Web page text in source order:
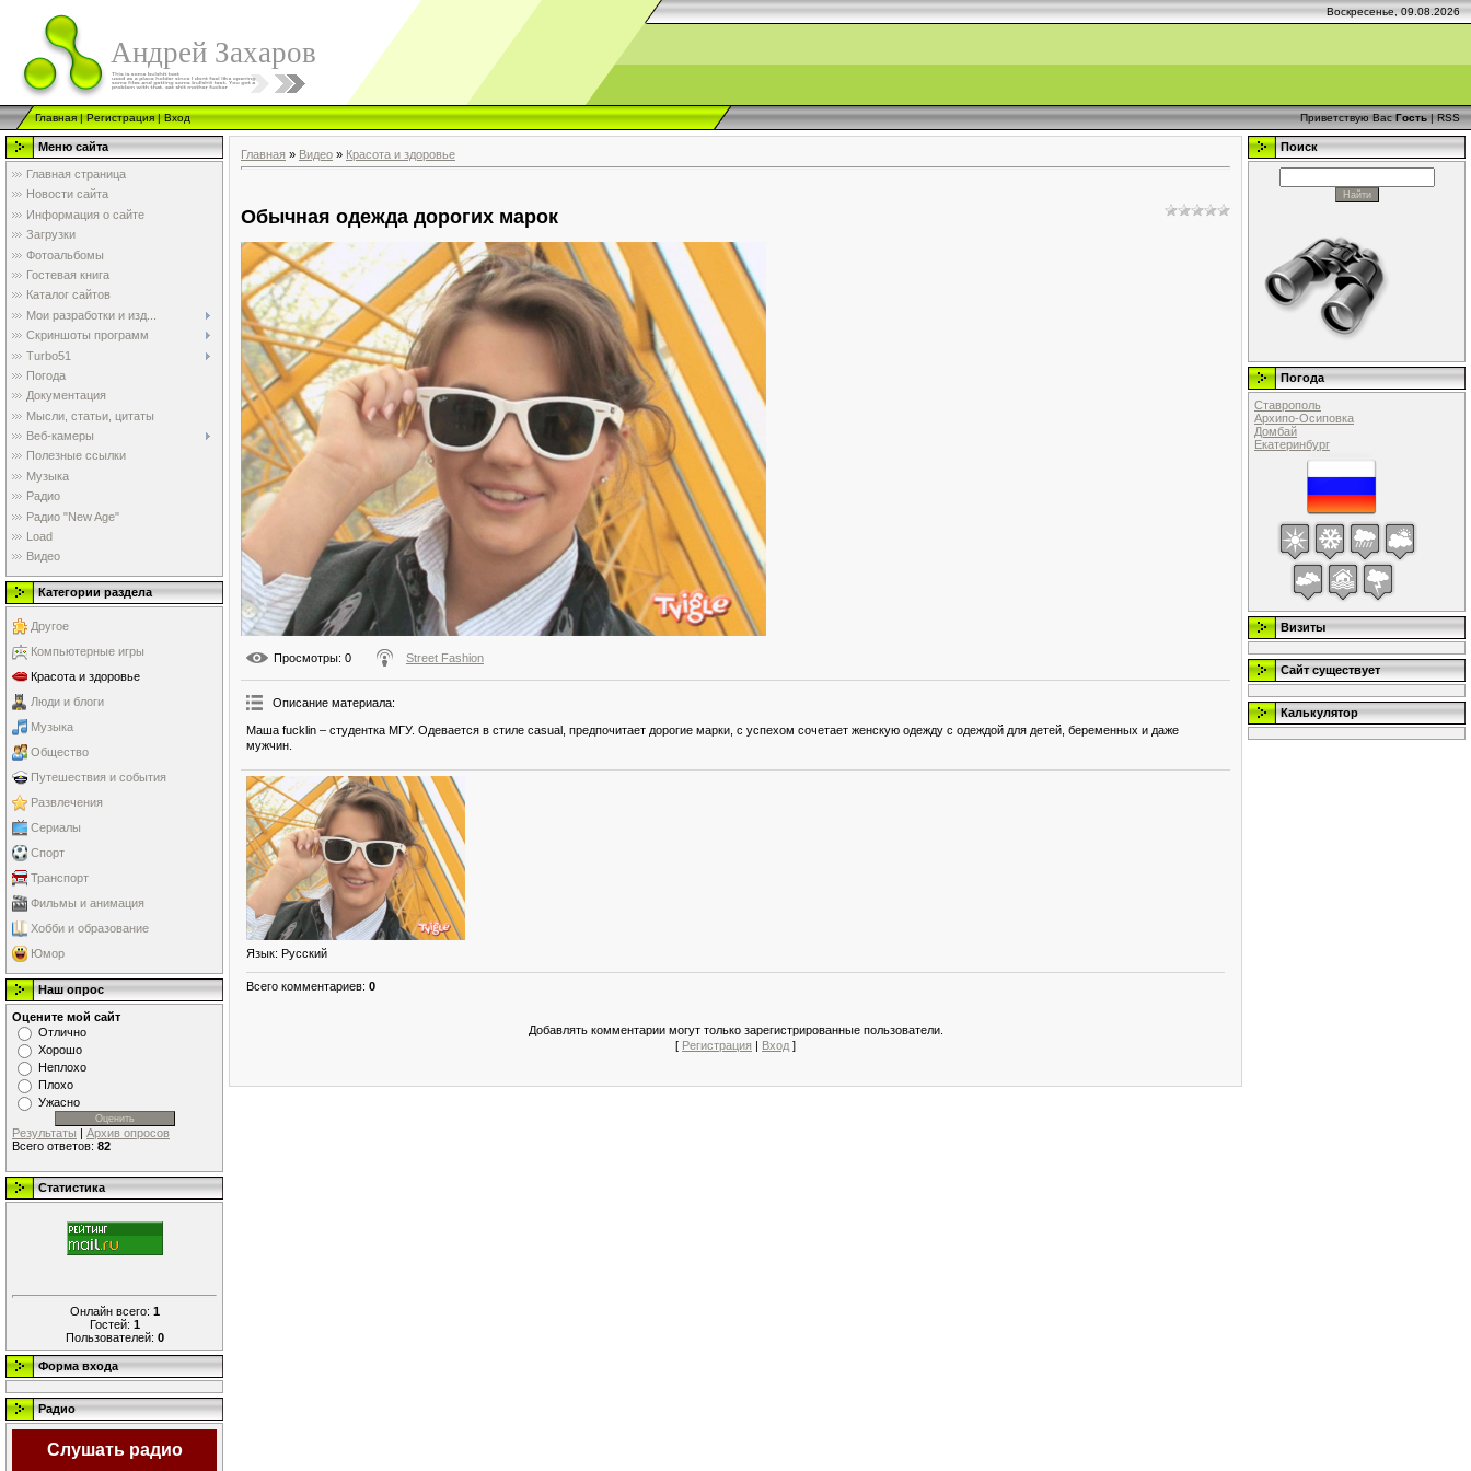
Воскресенье, 09.08.2026
Андрей Захаров
Главная|Регистрация|Вход Приветствую Вас Гость|RSS
Меню сайта
Главная страница
Новости сайта
Информация о сайте
Загрузки
Фотоальбомы
Гостевая книга
Каталог сайтов
Мои разработки и изд...
Скриншоты программ
Turbo51
Погода
Документация
Мысли, статьи, цитаты
Веб-камеры
Полезные ссылки
Музыка
Радио
Радио "New Age"
Load
Видео
Категории раздела
Другое
Компьютерные игры
Красота и здоровье
Люди и блоги
Музыка
Общество
Путешествия и события
Развлечения
Сериалы
Спорт
Транспорт
Фильмы и анимация
Хобби и образование
Юмор
Наш опрос
Оцените мой сайт
Отлично
Хорошо
Неплохо
Плохо
Ужасно
Результаты | Архив опросов
Всего ответов: 82
Статистика
Онлайн всего: 1
Гостей: 1
Пользователей: 0
Форма входа
Радио
Слушать радио
Главная » Видео » Красота и здоровье
Обычная одежда дорогих марок
Просмотры: 0 Street Fashion
Описание материала:
Маша fucklin – студентка МГУ. Одевается в стиле casual, предпочитает дорогие марки, с успехом сочетает женскую одежду с одеждой для детей, беременных и даже
мужчин.
Язык: Русский
Всего комментариев: 0
Добавлять комментарии могут только зарегистрированные пользователи.
[ Регистрация | Вход ]
Поиск
Погода
Ставрополь
Архипо-Осиповка
Домбай
Екатеринбург
Визиты
Сайт существует
Калькулятор